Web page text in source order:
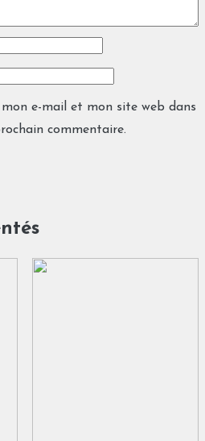
e-mail et mon site web dans
commentaire.